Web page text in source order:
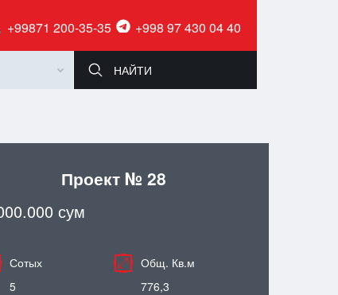
+99871 200-35-35 +998 97 430 04 40
Проект № 28
сум
Сотых
5
Общ. Кв.м
776,3